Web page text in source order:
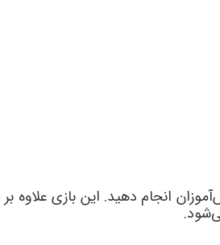
آموزان انجام دهید. این بازی علاوه
شود.